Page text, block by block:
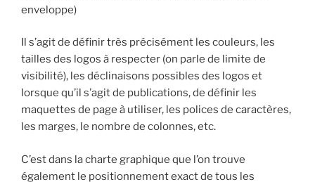
enveloppe)
Il s’agit de définir très précisément les couleurs, les
tailles des logos à respecter (on parle de limite de
visibilité), les déclinaisons possibles des logos et
lorsque qu’il s’agit de publications, de définir les
maquettes de page à utiliser, les polices de caractères,
les marges, le nombre de colonnes, etc.
C’est dans la charte graphique que l’on trouve
également le positionnement exact de tous les